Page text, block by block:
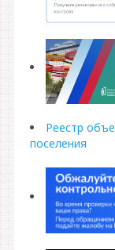
Реестр
поселения